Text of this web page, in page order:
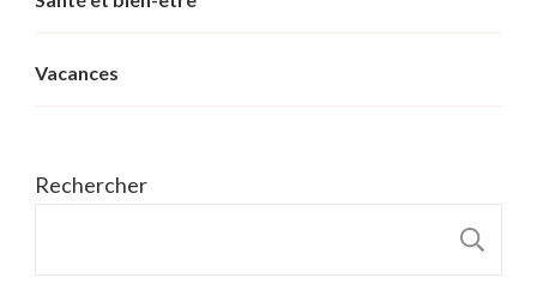
Vacances
Rechercher